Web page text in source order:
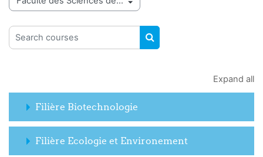
Course categories
Search courses
SEARCH COURSES
Expand all
Filière Biotechnologie
Filière Ecologie et Environement